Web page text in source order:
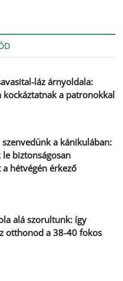
láz árnyoldala:
kockáztatnak a patronokkal
a kánikulában:
biztonságosan
hétvégén érkező
alá szorultunk: így
otthonod a 38-40 fokos